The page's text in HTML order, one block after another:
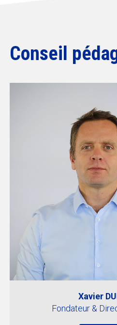
Conseil
Xavier
Fondateur &